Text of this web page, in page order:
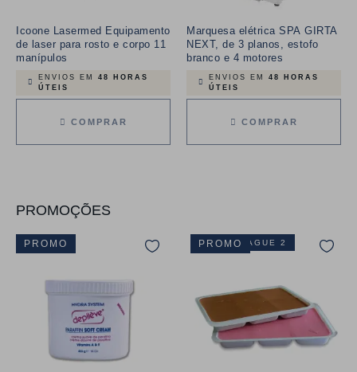
Icoone Lasermed Equipamento
de laser para rosto e corpo 11
manípulos
ENVIOS EM 48 HORAS
ÚTEIS
COMPRAR
Marquesa elétrica SPA GIRTA
NEXT, de 3 planos, estofo
branco e 4 motores
ENVIOS EM 48 HORAS
ÚTEIS
COMPRAR
PROMOÇÕES
PROMO LEVE 3 PAGUE 2
PROMO